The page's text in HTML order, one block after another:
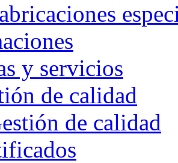
y servicios
de calidad
de calidad